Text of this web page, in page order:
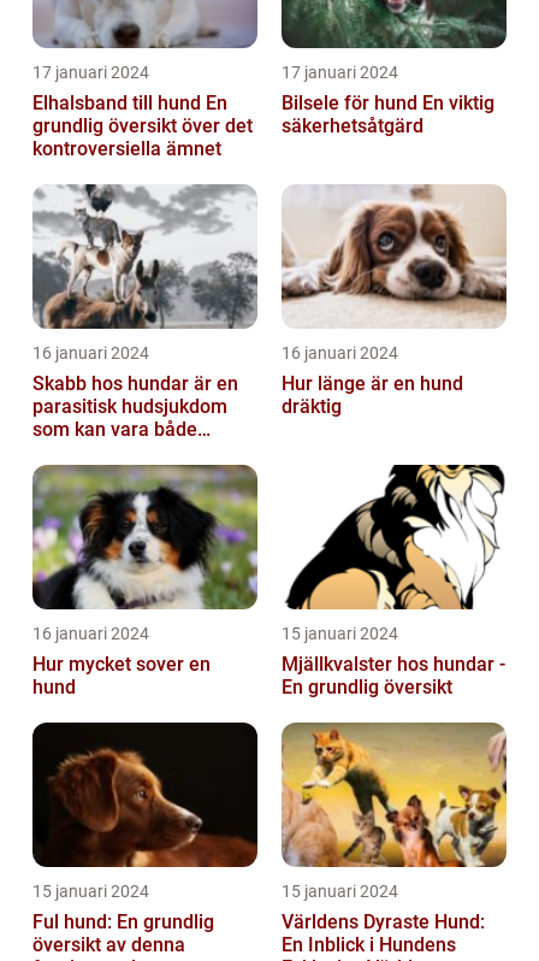
17 januari 2024
Elhalsband till hund En
grundlig översikt över det
kontroversiella ämnet
17 januari 2024
Bilsele för hund En viktig
säkerhetsåtgärd
16 januari 2024
Skabb hos hundar är en
parasitisk hudsjukdom
som kan vara både
för våra fy...
16 januari 2024
Hur länge är en hund
dräktig
16 januari 2024
Hur mycket sover en
hund
15 januari 2024
Mjällkvalster hos hundar -
En grundlig översikt
15 januari 2024
Ful hund: En grundlig
översikt av denna
15 januari 2024
Världens Dyraste Hund:
En Inblick i Hundens